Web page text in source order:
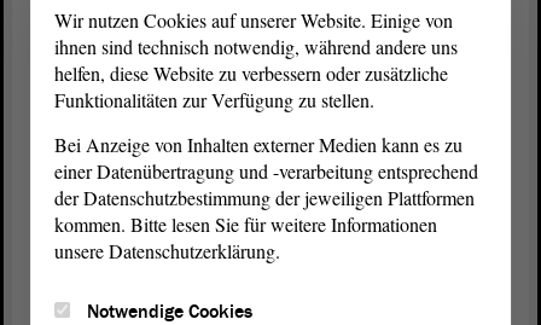
Putins Seite zur Legitimation und zur Begründung
der nächsten Eskalationsstufe dient. Das ist der
Unterschied zwischen Politik und Gerechtigkeit.
sagen. ZurDebatteum Nord Stream 2. Ich muss
noch einmal ganz klar sagen: Sie ist inzwischen so
lächerlich, dass man sie im Grunde genommen
wirklich vergessen sollte. Nord Stream 2 existiert,
Stream 2 wäre auch im nächsten Jahr oder
Wir nutzen Cookies auf unserer Website. Einige von
ihnen sind technisch notwendig, während andere uns
helfen, diese Website zu verbessern oder zusätzliche
Funktionalitäten zur Verfügung zu stellen.
Bei Anzeige von Inhalten externer Medien kann es zu
einer Datenübertragung und -verarbeitung entsprechend
der Datenschutzbestimmung der jeweiligen Plattformen
kommen. Bitte lesen Sie für weitere Informationen
unsere Datenschutzerklärung.
Notwendige Cookies